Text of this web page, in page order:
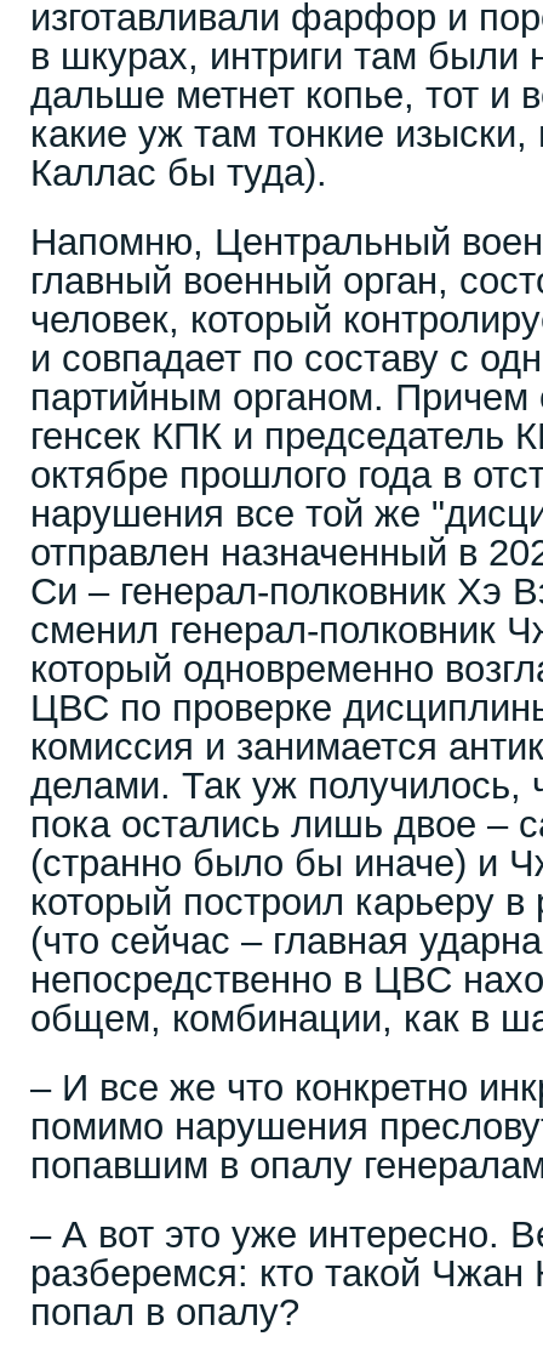
изготавливали фарфор и
в шкурах, интриги там были
дальше метнет копье, тот и
какие уж там тонкие
Каллас бы туда).
Напомню, Центральный
главный военный орган,
человек, который
и совпадает по составу с
партийным органом. Причем
генсек КПК и
октябре прошлого года в
нарушения все той же
отправлен назначенный в
Си – генерал-полковник Хэ
сменил генерал-полковник
который одновременно
ЦВС по проверке
комиссия и занимается
делами. Так уж получилось,
пока остались лишь двое –
(странно было бы иначе) и
который построил карьеру в
(что сейчас – главная
непосредственно в ЦВС
общем, комбинации, как в
– И все же что конкретно
помимо нарушения
попавшим в опалу
– А вот это уже интересно.
разберемся: кто такой
попал в опалу?